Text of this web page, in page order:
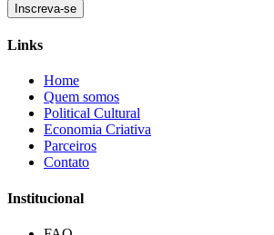
Inscreva-se
Links
Home
Quem somos
Political Cultural
Economia Criativa
Parceiros
Contato
Institucional